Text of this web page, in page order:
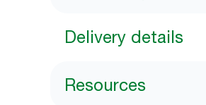
Delivery details
Resources